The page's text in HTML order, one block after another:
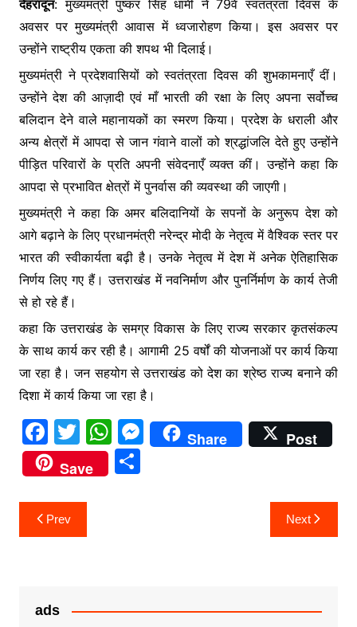
e
b
o
o
k
er s
A
p
p
s
e
n
g
er
ar
e
देहरादून: मुख्यमंत्री पुष्कर सिंह धामी ने 79वें स्वतंत्रता दिवस के
अवसर पर मुख्यमंत्री आवास में ध्वजारोहण किया। इस अवसर पर
उन्होंने राष्ट्रीय एकता की शपथ भी दिलाई।
मुख्यमंत्री ने प्रदेशवासियों को स्वतंत्रता दिवस की शुभकामनाएँ दीं।
उन्होंने देश की आज़ादी एवं माँ भारती की रक्षा के लिए अपना सर्वोच्च
बलिदान देने वाले महानायकों का स्मरण किया। प्रदेश के धराली और
अन्य क्षेत्रों में आपदा से जान गंवाने वालों को श्रद्धांजलि देते हुए उन्होंने
पीड़ित परिवारों के प्रति अपनी संवेदनाएँ व्यक्त कीं। उन्होंने कहा कि
आपदा से प्रभावित क्षेत्रों में पुनर्वास की व्यवस्था की जाएगी।
मुख्यमंत्री ने कहा कि अमर बलिदानियों के सपनों के अनुरूप देश को
आगे बढ़ाने के लिए प्रधानमंत्री नरेन्द्र मोदी के नेतृत्व में वैश्विक स्तर पर
भारत की स्वीकार्यता बढ़ी है। उनके नेतृत्व में देश में अनेक ऐतिहासिक
निर्णय लिए गए हैं। उत्तराखंड में नवनिर्माण और पुनर्निर्माण के कार्य तेजी
से हो रहे हैं।
कहा कि उत्तराखंड के समग्र विकास के लिए राज्य सरकार कृतसंकल्प
के साथ कार्य कर रही है। आगामी 25 वर्षों की योजनाओं पर कार्य किया
जा रहा है। जन सहयोग से उत्तराखंड को देश का श्रेष्ठ राज्य बनाने की
दिशा में कार्य किया जा रहा है।
F
a
c
e
b
k
T
w
itt
er
W
h
at
M
e
er
Share
Post
Save
S
Post
navigation
Prev Next
ads